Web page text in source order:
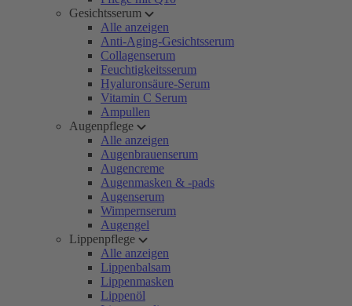
Gesichtsserum
Alle anzeigen
Anti-Aging-Gesichtsserum
Collagenserum
Feuchtigkeitsserum
Hyaluronsäure-Serum
Vitamin C Serum
Ampullen
Augenpflege
Alle anzeigen
Augenbrauenserum
Augencreme
Augenmasken & -pads
Augenserum
Wimpernserum
Augengel
Lippenpflege
Alle anzeigen
Lippenbalsam
Lippenmasken
Lippenöl